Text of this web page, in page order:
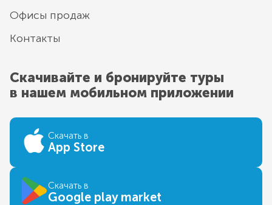
Офисы продаж
Контакты
Скачивайте и бронируйте туры
в нашем мобильном приложении
Скачать в
App Store
Скачать в
Google play market